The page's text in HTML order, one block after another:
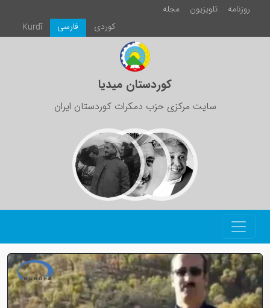
روزنامە تلویزیون
مجلە
Kurdî
فارسی كوردی
کوردستان میدیا
سایت مرکزی حزب دمکرات کوردستان ایران